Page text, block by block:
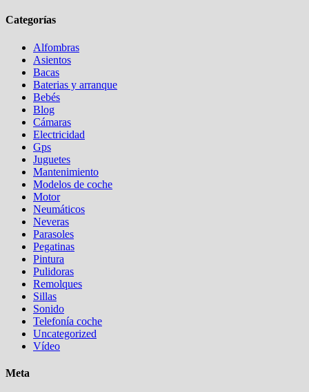
Categorías
Alfombras
Asientos
Bacas
Baterias y arranque
Bebés
Blog
Cámaras
Electricidad
Gps
Juguetes
Mantenimiento
Modelos de coche
Motor
Neumáticos
Neveras
Parasoles
Pegatinas
Pintura
Pulidoras
Remolques
Sillas
Sonido
Telefonía coche
Uncategorized
Vídeo
Meta